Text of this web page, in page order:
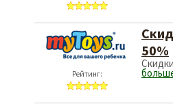
Рейтинг:
50%